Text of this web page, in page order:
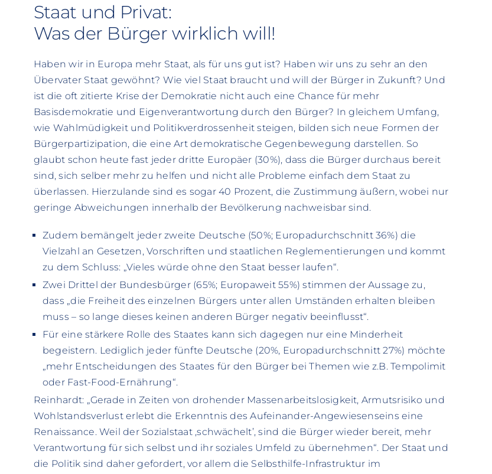
Staat und Privat:
Was der Bürger wirklich will!
Haben wir in Europa mehr Staat, als für uns gut ist? Haben wir uns zu sehr an den
Übervater Staat gewöhnt? Wie viel Staat braucht und will der Bürger in Zukunft? Und
ist die oft zitierte Krise der Demokratie nicht auch eine Chance für mehr
Basisdemokratie und Eigenverantwortung durch den Bürger? In gleichem Umfang,
wie Wahlmüdigkeit und Politikverdrossenheit steigen, bilden sich neue Formen der
Bürgerpartizipation, die eine Art demokratische Gegenbewegung darstellen. So
glaubt schon heute fast jeder dritte Europäer (30%), dass die Bürger durchaus bereit
sind, sich selber mehr zu helfen und nicht alle Probleme einfach dem Staat zu
überlassen. Hierzulande sind es sogar 40 Prozent, die Zustimmung äußern, wobei nur
geringe Abweichungen innerhalb der Bevölkerung nachweisbar sind.
Zudem bemängelt jeder zweite Deutsche (50%; Europadurchschnitt 36%) die
Vielzahl an Gesetzen, Vorschriften und staatlichen Reglementierungen und kommt
zu dem Schluss: „Vieles würde ohne den Staat besser laufen“.
Zwei Drittel der Bundesbürger (65%; Europaweit 55%) stimmen der Aussage zu,
dass „die Freiheit des einzelnen Bürgers unter allen Umständen erhalten bleiben
muss – so lange dieses keinen anderen Bürger negativ beeinflusst“.
Für eine stärkere Rolle des Staates kann sich dagegen nur eine Minderheit
begeistern. Lediglich jeder fünfte Deutsche (20%, Europadurchschnitt 27%) möchte
„mehr Entscheidungen des Staates für den Bürger bei Themen wie z.B. Tempolimit
oder Fast-Food-Ernährung“.
Reinhardt: „Gerade in Zeiten von drohender Massenarbeitslosigkeit, Armutsrisiko und
Wohlstandsverlust erlebt die Erkenntnis des Aufeinander-Angewiesenseins eine
Renaissance. Weil der Sozialstaat ‚schwächelt’, sind die Bürger wieder bereit, mehr
Verantwortung für sich selbst und ihr soziales Umfeld zu übernehmen“. Der Staat und
die Politik sind daher gefordert, vor allem die Selbsthilfe-Infrastruktur im